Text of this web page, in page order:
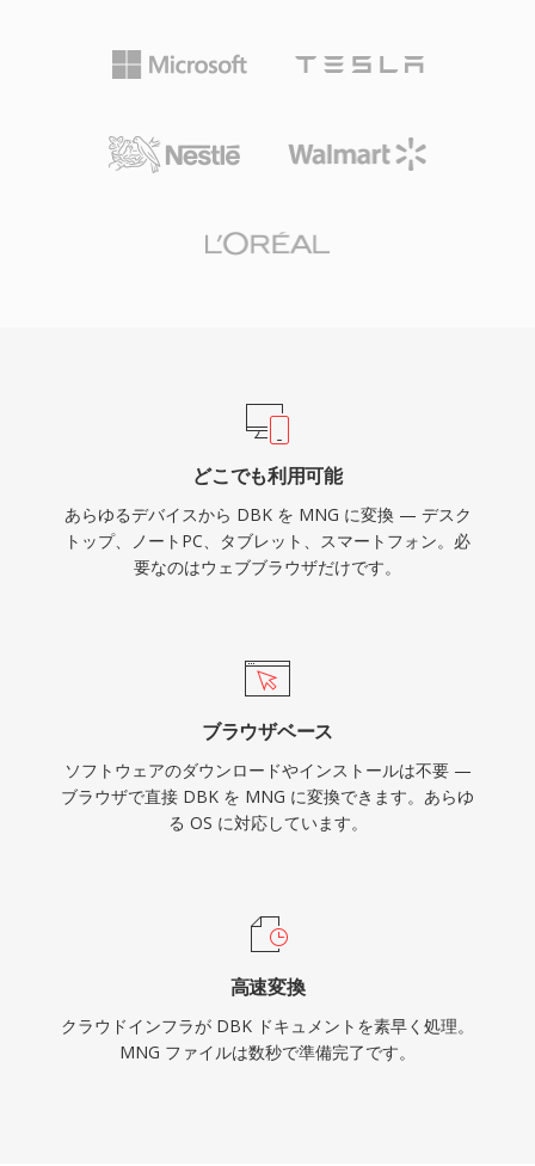
どこでも利用可能
あらゆるデバイスから DBK を MNG に変換 — デスク
トップ、ノートPC、タブレット、スマートフォン。必
要なのはウェブブラウザだけです。
ブラウザベース
ソフトウェアのダウンロードやインストールは不要 —
ブラウザで直接 DBK を MNG に変換できます。あらゆ
る OS に対応しています。
高速変換
クラウドインフラが DBK ドキュメントを素早く処理。
MNG ファイルは数秒で準備完了です。